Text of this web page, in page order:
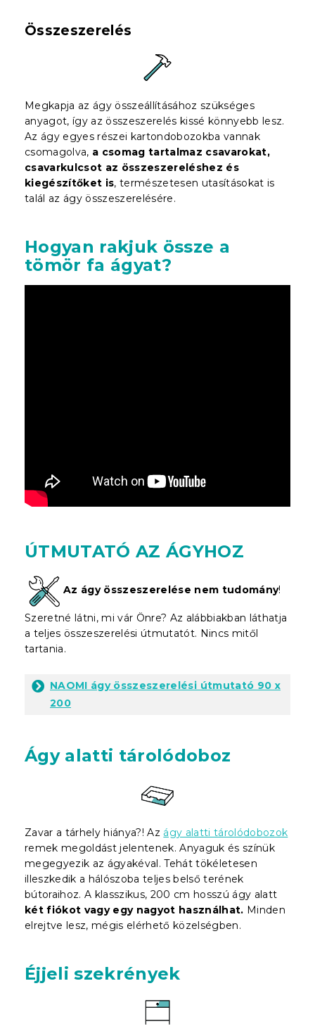
Összeszerelés
Megkapja az ágy összeállításához szükséges
anyagot, így az összeszerelés kissé könnyebb lesz.
Az ágy egyes részei kartondobozokba vannak
csomagolva, a csomag tartalmaz csavarokat,
csavarkulcsot az összeszereléshez és
kiegészítőket is, természetesen utasításokat is
talál az ágy összeszerelésére.
Hogyan rakjuk össze a
tömör fa ágyat?
ÚTMUTATÓ AZ ÁGYHOZ
Az ágy összeszerelése nem tudomány!
Szeretné látni, mi vár Önre? Az alábbiakban láthatja
a teljes összeszerelési útmutatót. Nincs mitől
tartania.
NAOMI ágy összeszerelési útmutató 90 x
200
Ágy alatti tárolódoboz
Zavar a tárhely hiánya?! Az ágy alatti tárolódobozok
remek megoldást jelentenek. Anyaguk és színük
megegyezik az ágyakéval. Tehát tökéletesen
illeszkedik a hálószoba teljes belső terének
bútoraihoz. A klasszikus, 200 cm hosszú ágy alatt
két fiókot vagy egy nagyot használhat. Minden
elrejtve lesz, mégis elérhető közelségben.
Éjjeli szekrények